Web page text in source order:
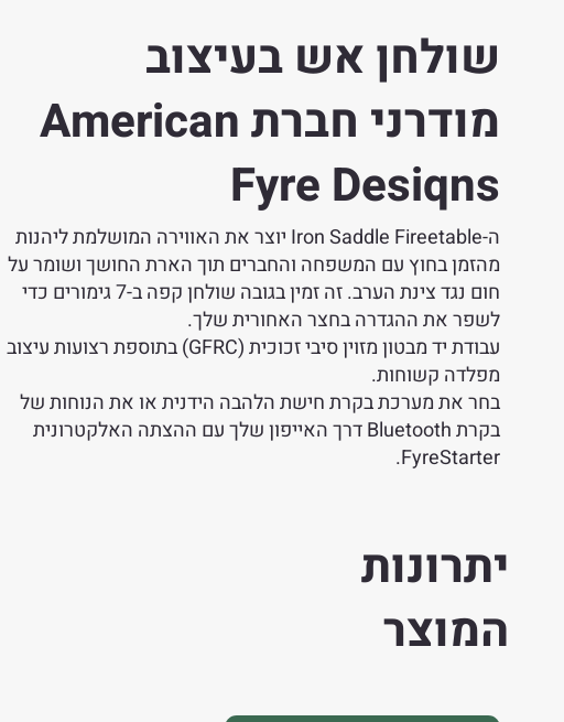
שולחן אש בעיצוב
מודרני חברת American
Fyre Desiqns
ה-Iron Saddle Fireetable יוצר את האווירה המושלמת ליהנות
מהזמן בחוץ עם המשפחה והחברים תוך הארת החושך ושומר על
חום נגד צינת הערב. זה זמין בגובה שולחן קפה ב-7 גימורים כדי
לשפר את ההגדרה בחצר האחורית שלך.
עבודת יד מבטון מזוין סיבי זכוכית (GFRC) בתוספת רצועות עיצוב
מפלדה קשוחות.
בחר את מערכת בקרת חישת הלהבה הידנית או את הנוחות של
בקרת Bluetooth דרך האייפון שלך עם ההצתה האלקטרונית
FyreStarter.
יתרונות
המוצר